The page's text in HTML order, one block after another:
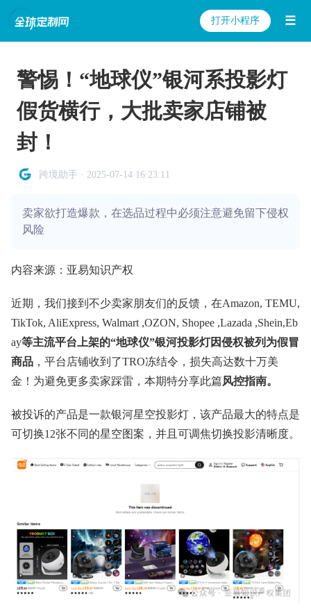
打开小程序 ☰
警惕！“地球仪”银河系投影灯
假货横行，大批卖家店铺被
封！
跨境助手 · 2025-07-14 16:23:11
卖家欲打造爆款，在选品过程中必须注意避免留下侵权
风险
内容来源：亚易知识产权
近期，我们接到不少卖家朋友们的反馈，在Amazon, TEMU,
TikTok, AliExpress, Walmart ,OZON, Shopee ,Lazada ,Shein,Eb
ay等主流平台上架的“地球仪”银河投影灯因侵权被列为假冒
商品 ，平台店铺收到了TRO冻结令，损失高达数十万美
金！为避免更多卖家踩雷，本期特分享此篇风控指南。
被投诉的产品是一款银河星空投影灯，该产品最大的特点是
可切换12张不同的星空图案，并且可调焦切换投影清晰度。